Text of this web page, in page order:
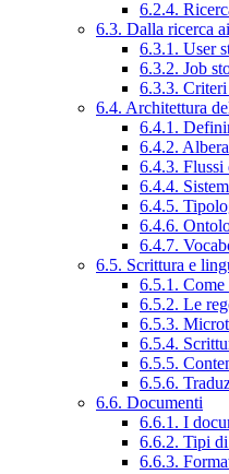
6.2.4.
6.3. Dalla ricerca
6.3.1. User
6.3.2. Job
6.3.3.
6.4. Architettura
6.4.1.
6.4.2.
6.4.3. Flussi
6.4.4.
6.4.5.
6.4.6.
6.4.7.
6.5. Scrittura e
6.5.1. Come
6.5.2. Le
6.5.3.
6.5.4.
6.5.5.
6.5.6.
6.6. Documenti
6.6.1. I
6.6.2. Tipi
6.6.3.